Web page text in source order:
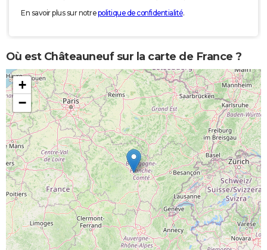
En savoir plus sur notrepolitique de confidentialité.
Où est Châteauneuf sur la carte de France ?
+
−